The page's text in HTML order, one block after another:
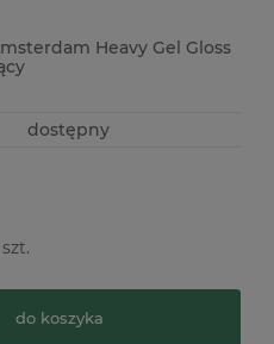
Heavy Gel Gloss
dostępny
szt.
do koszyka